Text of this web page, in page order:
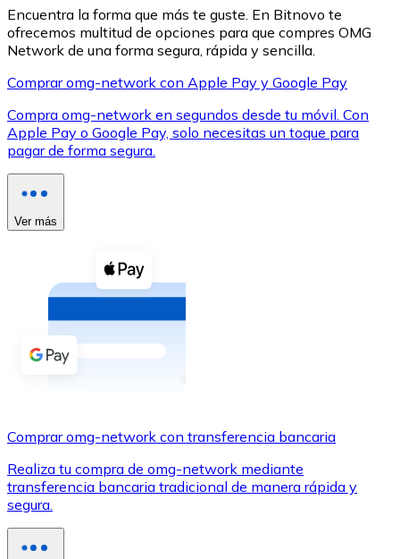
Ver todo
Compra criptomonedas con efectivo en tu tienda más
Comprar con efectivo
Transferencia SEPA
Añade fondos a tu cuenta Bitnovo o realiza compras
Comprar con Transferencia
Utiliza tarjetas Visa y Mastercard para comprar
Comprar con tarjeta
Tienda - Tarjetas regalo
Nuevo
Encuentra la forma que más te guste. En Bitnovo te
ofrecemos multitud de opciones para que compres OMG
Network de una forma segura, rápida y sencilla.
Comprar omg-network con Apple Pay y Google Pay
Compra omg-network en segundos desde tu móvil. Con
Apple Pay o Google Pay, solo necesitas un toque para
pagar de forma segura.
Ver más
Comprar omg-network con transferencia bancaria
Realiza tu compra de omg-network mediante
transferencia bancaria tradicional de manera rápida y
segura.